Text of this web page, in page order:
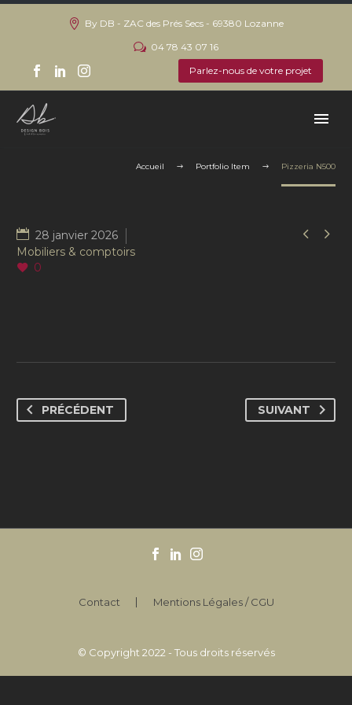
By DB - ZAC des Prés Secs - 69380 Lozanne
04 78 43 07 16
Parlez-nous de votre projet
Accueil Portfolio Item Pizzeria N500
 
28 janvier 2026
Mobiliers & comptoirs
0
PRÉCÉDENT SUIVANT
Contact Mentions Légales / CGU
© Copyright 2022 - Tous droits réservés